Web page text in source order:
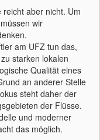
aber nicht. Um
wir
am UFZ tun das,
starken lokalen
Qualität eines
an anderer Stelle
steht daher der
der Flüsse.
und moderner
das möglich.